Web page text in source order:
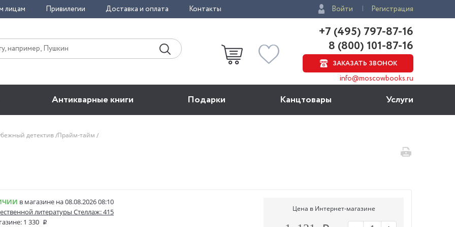
лицам Привилегии Доставка и оплата Контакты Войти Регистрация
+7 (495) 797-87-16
8 (800) 101-87-16
ЗАКАЗАТЬ ЗВОНОК
info@moscowbooks.ru
Антикварные книги Подарки Канцтовары Услуги
детектив Прайм-тайм
в магазине на 08.08.2026 08:10
литературы Стеллаж: 415
1 330
Цена в Интернет-магазине